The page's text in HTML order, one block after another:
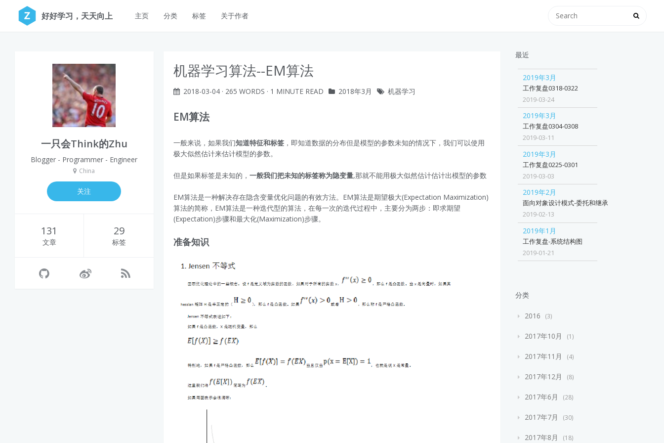
好好学习，天天向上 主页 分类 标签 关于作者
一只会Think的Zhu
Blogger - Programmer - Engineer
China
关注
131
文章
29
标签
机器学习算法--EM算法
2018-03-04· 265 WORDS · 1 MINUTE READ 2018年3月 机器学习
EM算法
一般来说，如果我们知道特征和标签，即知道数据的分布但是模型的参数未知的情况下，我们可以使用
极大似然估计来估计模型的参数。
但是如果标签是未知的， 一般我们把未知的标签称为隐变量,那就不能用极大似然估计估计出模型的参数
EM算法是一种解决存在隐含变量优化问题的有效方法。EM算法是期望极大(Expectation Maximization)
算法的简称，EM算法是一种迭代型的算法，在每一次的迭代过程中，主要分为两步：即求期望
(Expectation)步骤和最大化(Maximization)步骤。
准备知识
最近
2019年3月
工作复盘0318-0322
2019-03-24
2019年3月
工作复盘0304-0308
2019-03-11
2019年3月
工作复盘0225-0301
2019-03-03
2019年2月
面向对象设计模式-委托和继承
2019-02-13
2019年1月
工作复盘-系统结构图
2019-01-21
分类
2016 3
2017年10月 1
2017年11月 4
2017年12月 8
2017年6月 28
2017年7月 30
2017年8月 18